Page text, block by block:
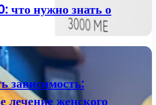
что нужно знать о
зависимость:
лечение женского